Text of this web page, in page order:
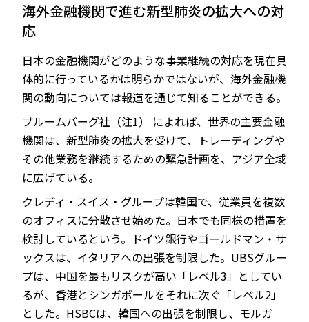
海外金融機関で進む新型肺炎の拡大への対
応
日本の金融機関がどのような事業継続の対応を現在具
体的に行っているかは明らかではないが、海外金融機
関の動向については報道を通じて知ることができる。
ブルームバーグ社（注1） によれば、世界の主要金融
機関は、新型肺炎の拡大を受けて、トレーディングや
その他業務を継続するための緊急計画を、アジア全域
に広げている。
クレディ・スイス・グループは韓国で、従業員を複数
のオフィスに分散させ始めた。日本でも同様の措置を
検討しているという。ドイツ銀行やゴールドマン・サ
ックスは、イタリアへの出張を制限した。UBSグルー
プは、中国を最もリスクが高い「レベル3」としてい
るが、香港とシンガポールをそれに次ぐ「レベル2」
とした。HSBCは、韓国への出張を制限し、モルガ